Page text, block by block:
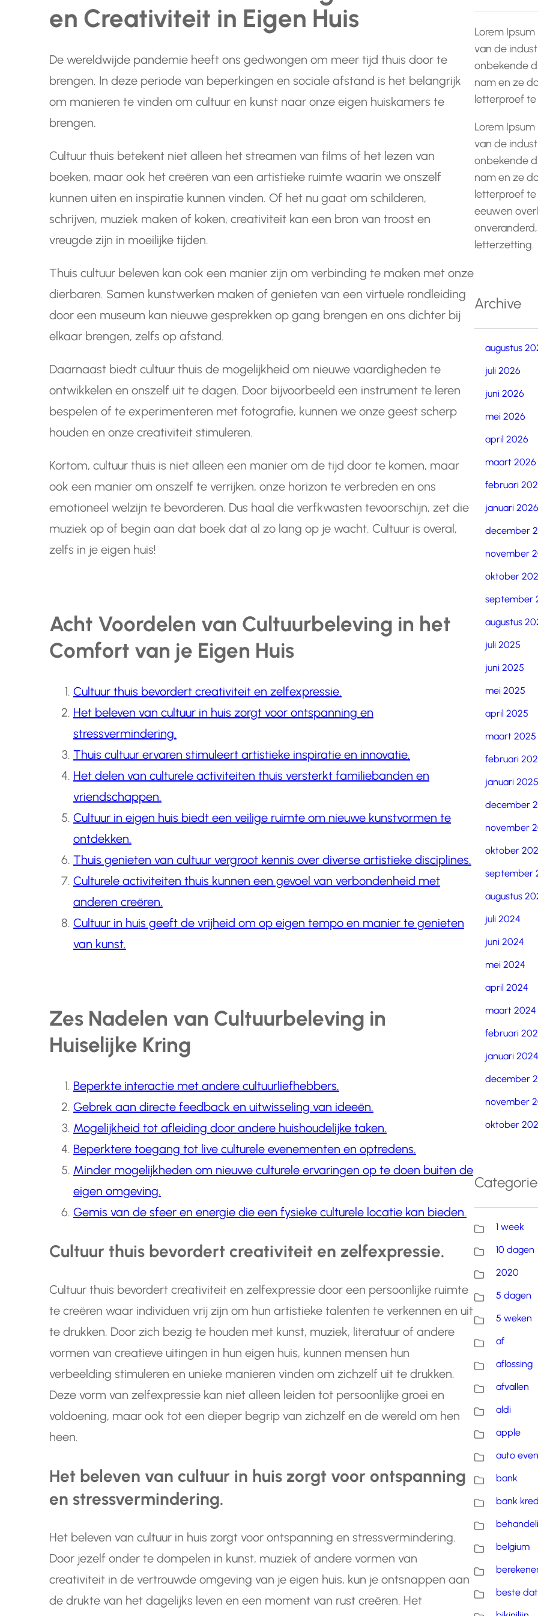
en Creativiteit in Eigen Huis
De wereldwijde pandemie heeft ons gedwongen om meer tijd thuis door te
brengen. In deze periode van beperkingen en sociale afstand is het belangrijk
om manieren te vinden om cultuur en kunst naar onze eigen huiskamers te
brengen.
Cultuur thuis betekent niet alleen het streamen van films of het lezen van
boeken, maar ook het creëren van een artistieke ruimte waarin we onszelf
kunnen uiten en inspiratie kunnen vinden. Of het nu gaat om schilderen,
schrijven, muziek maken of koken, creativiteit kan een bron van troost en
vreugde zijn in moeilijke tijden.
Thuis cultuur beleven kan ook een manier zijn om verbinding te maken met onze
dierbaren. Samen kunstwerken maken of genieten van een virtuele rondleiding
door een museum kan nieuwe gesprekken op gang brengen en ons dichter bij
elkaar brengen, zelfs op afstand.
Daarnaast biedt cultuur thuis de mogelijkheid om nieuwe vaardigheden te
ontwikkelen en onszelf uit te dagen. Door bijvoorbeeld een instrument te leren
bespelen of te experimenteren met fotografie, kunnen we onze geest scherp
houden en onze creativiteit stimuleren.
Kortom, cultuur thuis is niet alleen een manier om de tijd door te komen, maar
ook een manier om onszelf te verrijken, onze horizon te verbreden en ons
emotioneel welzijn te bevorderen. Dus haal die verfkwasten tevoorschijn, zet die
muziek op of begin aan dat boek dat al zo lang op je wacht. Cultuur is overal,
zelfs in je eigen huis!
Acht Voordelen van Cultuurbeleving in het
Comfort van je Eigen Huis
Cultuur thuis bevordert creativiteit en zelfexpressie.
Het beleven van cultuur in huis zorgt voor ontspanning en
stressvermindering.
Thuis cultuur ervaren stimuleert artistieke inspiratie en innovatie.
Het delen van culturele activiteiten thuis versterkt familiebanden en
vriendschappen.
Cultuur in eigen huis biedt een veilige ruimte om nieuwe kunstvormen te
ontdekken.
Thuis genieten van cultuur vergroot kennis over diverse artistieke disciplines.
Culturele activiteiten thuis kunnen een gevoel van verbondenheid met
anderen creëren.
Cultuur in huis geeft de vrijheid om op eigen tempo en manier te genieten
van kunst.
Zes Nadelen van Cultuurbeleving in
Huiselijke Kring
Beperkte interactie met andere cultuurliefhebbers.
Gebrek aan directe feedback en uitwisseling van ideeën.
Mogelijkheid tot afleiding door andere huishoudelijke taken.
Beperktere toegang tot live culturele evenementen en optredens.
Minder mogelijkheden om nieuwe culturele ervaringen op te doen buiten de
eigen omgeving.
Gemis van de sfeer en energie die een fysieke culturele locatie kan bieden.
Cultuur thuis bevordert creativiteit en zelfexpressie.
Cultuur thuis bevordert creativiteit en zelfexpressie door een persoonlijke ruimte
te creëren waar individuen vrij zijn om hun artistieke talenten te verkennen en uit
te drukken. Door zich bezig te houden met kunst, muziek, literatuur of andere
vormen van creatieve uitingen in hun eigen huis, kunnen mensen hun
verbeelding stimuleren en unieke manieren vinden om zichzelf uit te drukken.
Deze vorm van zelfexpressie kan niet alleen leiden tot persoonlijke groei en
voldoening, maar ook tot een dieper begrip van zichzelf en de wereld om hen
heen.
Het beleven van cultuur in huis zorgt voor ontspanning
en stressvermindering.
Het beleven van cultuur in huis zorgt voor ontspanning en stressvermindering.
Door jezelf onder te dompelen in kunst, muziek of andere vormen van
creativiteit in de vertrouwde omgeving van je eigen huis, kun je ontsnappen aan
de drukte van het dagelijks leven en een moment van rust creëren. Het
Lorem
van de
onbekende
nam en ze
letterproef te
Lorem
van de
onbekende
nam en ze
letterproef te
eeuwen
letterzetting.
Archive
augustus
juli 2026
juni 2026
mei 2026
april 2026
maart 2026
februari
januari 2026
december
november
oktober
september
augustus
juli 2025
juni 2025
mei 2025
april 2025
maart 2025
februari
januari 2025
december
november
oktober
september
augustus
juli 2024
juni 2024
mei 2024
april 2024
maart 2024
februari
januari 2024
december
november
oktober
1 week
10 dagen
2020
5 dagen
5 weken
af
aflossing
afvallen
aldi
apple
auto
bank
bank
belgium
beste